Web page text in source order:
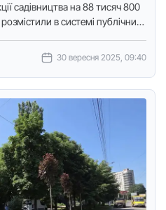
садівництва на 88 тисяч 800
в системі публічних
30 вересня 2025, 09:40